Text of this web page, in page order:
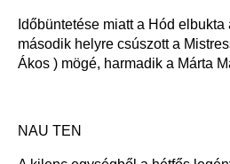
Időbüntetése miatt a Hód
második helyre csúszott a
Ákos ) mögé, harmadik a Márta
NAU TEN